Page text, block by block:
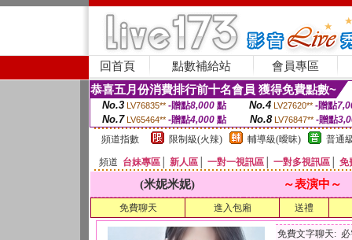
回首頁 點數補給站 會員專區
恭喜五月份消費排行前十名會員 獲得免費點數~
No.3 LV76835** -贈點8,000點 No.4 LV27620** -贈點
No.7 LV65464** -贈點4,000 點 No.8 LV76847** -贈點
頻道指數
限制級(火辣) 輔導級(曖昧) 普通
頻道 台妹專區 新人區 一對一視訊區 一對多視訊區 免
(米妮米妮) ～表演中～
免費聊天 進入包廂 送禮
免費文字聊天: